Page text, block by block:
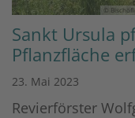
©
Sankt Ursula
Pflanzfläche
23. Mai 2023
Revierförster